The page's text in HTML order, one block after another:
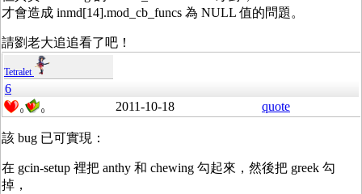
才會造成 inmd[14].mod_cb_funcs 為 NULL 值的問題。
請劉老大追追看了吧！
Tetralet
6
0 0 2011-10-18 quote
該 bug 已可實現：
在 gcin-setup 裡把 anthy 和 chewing 勾起來，然後把 greek 勾
掉，